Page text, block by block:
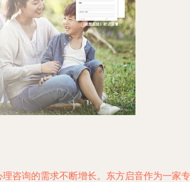
咨询的需求不断增长。东方启音作为一家